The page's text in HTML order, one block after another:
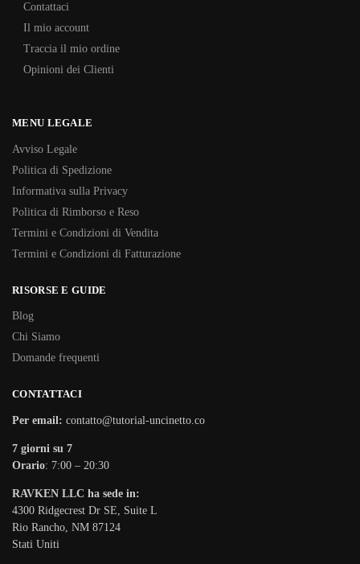
Contattaci
Il mio account
Traccia il mio ordine
Opinioni dei Clienti
MENU LEGALE
Avviso Legale
Politica di Spedizione
Informativa sulla Privacy
Politica di Rimborso e Reso
Termini e Condizioni di Vendita
Termini e Condizioni di Fatturazione
RISORSE E GUIDE
Blog
Chi Siamo
Domande frequenti
CONTATTACI
Per email: contatto@tutorial-uncinetto.co
7 giorni su 7
Orario: 7:00 – 20:30
RAVKEN LLC ha sede in:
4300 Ridgecrest Dr SE, Suite L
Rio Rancho, NM 87124
Stati Uniti